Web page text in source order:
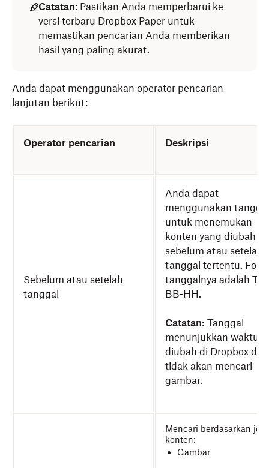
Gambar
PDF
Dokumen
Presentasi
Catatan: Pastikan Anda memperbarui ke
versi terbaru Dropbox Paper untuk
memastikan pencarian Anda memberikan
hasil yang paling akurat.
Anda dapat menggunakan operator pencarian
lanjutan berikut:
Operator pencarian Deskripsi
Sebelum atau setelah
tanggal
Anda dapat
menggunakan tanggal
untuk menemukan
konten yang diubah
sebelum atau setelah
tanggal tertentu.
tanggalnya adalah
BB-HH.
Catatan: Tanggal
menunjukkan waktu
diubah di Dropbox dan
tidak akan mencari
gambar.
Mencari berdasarkan
konten:
Gambar